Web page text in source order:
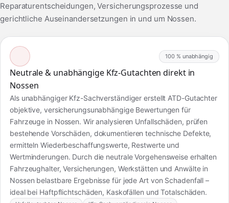
Reparaturentscheidungen, Versicherungsprozesse und
gerichtliche Auseinandersetzungen in und um Nossen.
100 % unabhängig
Neutrale & unabhängige Kfz-Gutachten direkt in
Nossen
Als unabhängiger Kfz-Sachverständiger erstellt ATD-Gutachter
objektive, versicherungsunabhängige Bewertungen für
Fahrzeuge in Nossen. Wir analysieren Unfallschäden, prüfen
bestehende Vorschäden, dokumentieren technische Defekte,
ermitteln Wiederbeschaffungswerte, Restwerte und
Wertminderungen. Durch die neutrale Vorgehensweise erhalten
Fahrzeughalter, Versicherungen, Werkstätten und Anwälte in
Nossen belastbare Ergebnisse für jede Art von Schadenfall –
ideal bei Haftpflichtschäden, Kaskofällen und Totalschäden.